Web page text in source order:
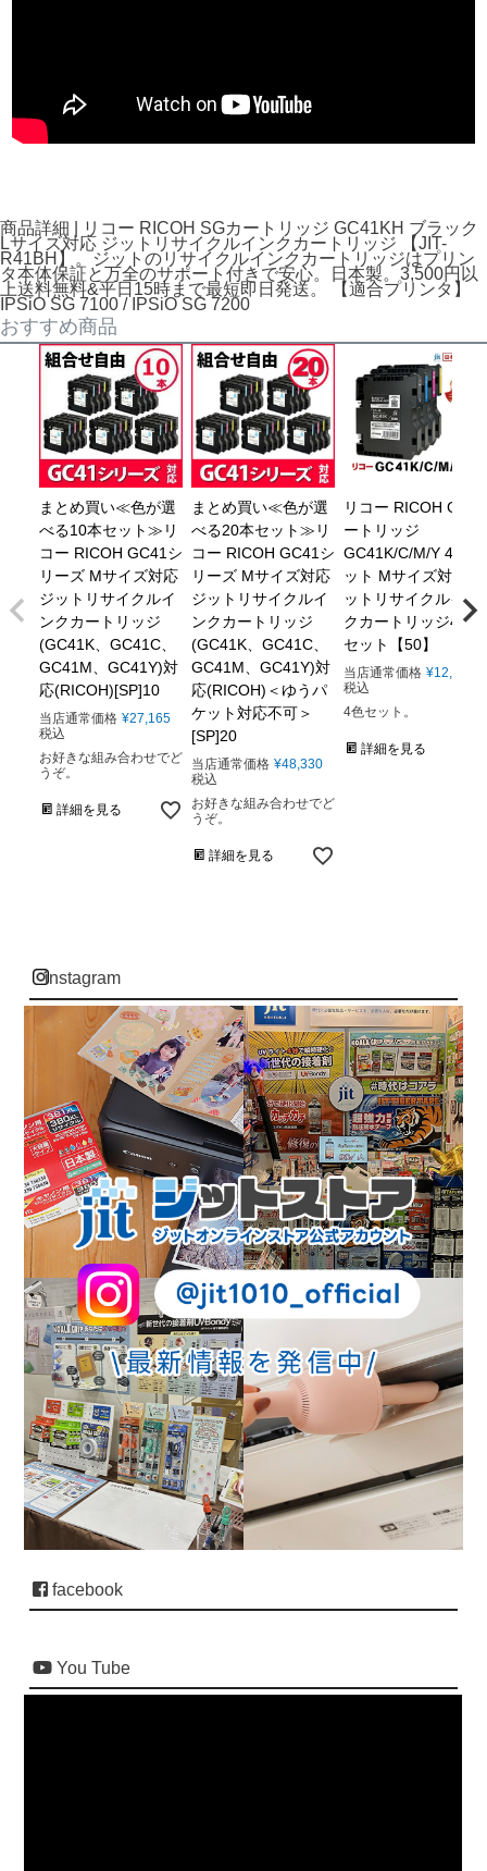
商品詳細 | リコー RICOH SGカートリッジ GC41KH ブラック
Lサイズ対応 ジットリサイクルインクカートリッジ 【JIT-
R41BH】。ジットのリサイクルインクカートリッジはプリン
タ本体保証と万全のサポート付きで安心。日本製。3,500円以
上送料無料&平日15時まで最短即日発送。 【適合プリンタ】
IPSiO SG 7100 / IPSiO SG 7200
おすすめ商品
まとめ買い≪色が選
べる10本セット≫リ
コー RICOH GC41シ
リーズ Mサイズ対応
ジットリサイクルイ
ンクカートリッジ
(GC41K、GC41C、
GC41M、GC41Y)対
応(RICOH)[SP]10
当店通常価格 ¥27,165
税込
お好きな組み合わせでど
うぞ。
詳細を見る
まとめ買い≪色が選
べる20本セット≫リ
コー RICOH GC41シ
リーズ Mサイズ対応
ジットリサイクルイ
ンクカートリッジ
(GC41K、GC41C、
GC41M、GC41Y)対
応(RICOH)＜ゆうパ
ケット対応不可＞
[SP]20
当店通常価格 ¥48,330
税込
お好きな組み合わせでど
うぞ。
詳細を見る
リコー RICOH GXカ
ートリッジ
GC41K/C/M/Y 4色セ
ット Mサイズ対応 ジ
ットリサイクルイン
クカートリッジ4色
セット【50】
当店通常価格 ¥12,106
税込
4色セット。
詳細を見る
instagram
facebook
You Tube